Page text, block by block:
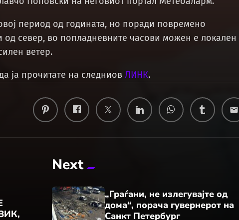
период од годината, но поради повремено
север, во попладневните часови можен е локален
ветер.
ја прочитате на следниов ЛИНК.
email
Next
„Граѓани, не излегувајте од
дома“, порача гувернерот на
Санкт Петербург